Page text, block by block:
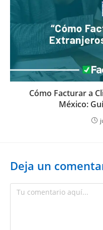
Cómo Facturar a
México:
Deja un